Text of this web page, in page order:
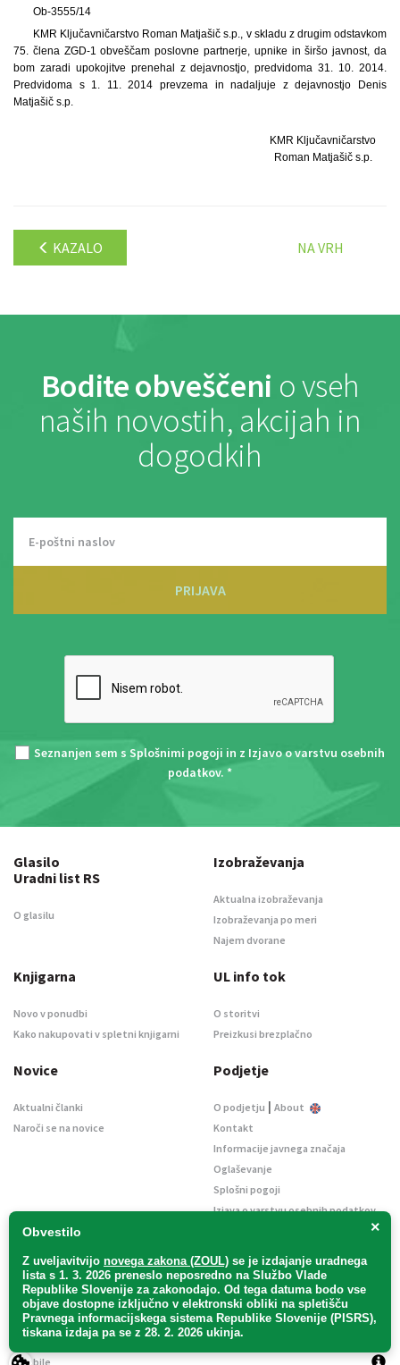
Ob-3555/14
KMR Ključavničarstvo Roman Matjašič s.p., v skladu z drugim odstavkom
75. člena ZGD-1 obveščam poslovne partnerje, upnike in širšo javnost, da
bom zaradi upokojitve prenehal z dejavnostjo, predvidoma 31. 10. 2014.
Predvidoma s 1. 11. 2014 prevzema in nadaljuje z dejavnostjo Denis
Matjašič s.p.
KMR Ključavničarstvo
Roman Matjašič s.p.
KAZALO NA VRH
Bodite obveščeni o vseh
naših novostih, akcijah in
dogodkih
PRIJAVA
Seznanjen sem s Splošnimi pogoji in z Izjavo o varstvu osebnih
podatkov. *
×
Obvestilo
Z uveljavitvijo novega zakona (ZOUL) se je izdajanje uradnega
lista s 1. 3. 2026 preneslo neposredno na Službo Vlade
Republike Slovenije za zakonodajo. Od tega datuma bodo vse
objave dostopne izključno v elektronski obliki na spletišču
Pravnega informacijskega sistema Republike Slovenije (PISRS),
tiskana izdaja pa se z 28. 2. 2026 ukinja.
Glasilo
Uradni list RS
O glasilu
Izobraževanja
Aktualna izobraževanja
Izobraževanja po meri
Najem dvorane
Knjigarna
Novo v ponudbi
Kako nakupovati v spletni knjigarni
UL info tok
O storitvi
Preizkusi brezplačno
Novice
Aktualni članki
Naroči se na novice
Podjetje
O podjetju | About
Kontakt
Informacije javnega značaja
Oglaševanje
Splošni pogoji
Izjava o varstvu osebnih podatkov
Uradni list d. o. o. – v likvidaciji / Vse pravice pridržane.
2Mobile